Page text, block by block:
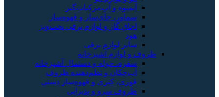
آبمیوه و آب‌مرکبات‌گیر
سماور، چای‌ساز و قهوه‌ساز
اجاق گاز و لوازم برقی پخت‌وپز
هود
سایر لوازم برقی
ظروف و لوازم آشپزخانه
سفره، حوله و دستمال آشپزخانه
آب‌چکان و نظم‌دهنده ظروف
قوری، کتری و قهوه‌ساز دستی
ظروف سرو و پذیرایی